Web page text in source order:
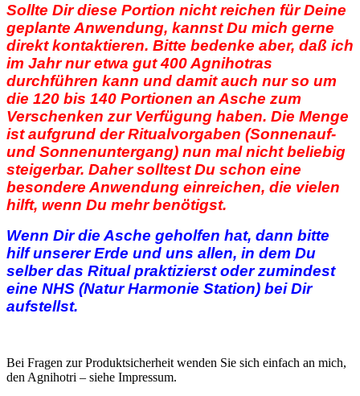
Sollte Dir diese Portion nicht reichen für Deine
geplante Anwendung, kannst Du mich gerne
direkt kontaktieren. Bitte bedenke aber, daß ich
im Jahr nur etwa gut 400 Agnihotras
durchführen kann und damit auch nur so um
die 120 bis 140 Portionen an Asche zum
Verschenken zur Verfügung haben. Die Menge
ist aufgrund der Ritualvorgaben (Sonnenauf-
und Sonnenuntergang) nun mal nicht beliebig
steigerbar. Daher solltest Du schon eine
besondere Anwendung einreichen, die vielen
hilft, wenn Du mehr benötigst.
Wenn Dir die Asche geholfen hat, dann bitte
hilf unserer Erde und uns allen, in dem Du
selber das Ritual praktizierst oder zumindest
eine NHS (Natur Harmonie Station) bei Dir
aufstellst.
Bei Fragen zur Produktsicherheit wenden Sie sich einfach an mich,
den Agnihotri – siehe Impressum.